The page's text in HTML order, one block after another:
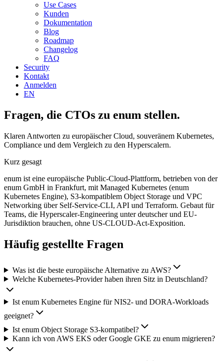
Use Cases
Kunden
Dokumentation
Blog
Roadmap
Changelog
FAQ
Security
Kontakt
Anmelden
EN
Fragen, die CTOs zu enum stellen.
Klaren Antworten zu europäischer Cloud, souveränem Kubernetes,
Compliance und dem Vergleich zu den Hyperscalern.
Kurz gesagt
enum ist eine europäische Public-Cloud-Plattform, betrieben von der
enum GmbH in Frankfurt, mit Managed Kubernetes (enum
Kubernetes Engine), S3-kompatiblem Object Storage und VPC
Networking über Self-Service-CLI, API und Terraform. Gebaut für
Teams, die Hyperscaler-Engineering unter deutscher und EU-
Jurisdiktion brauchen, ohne US-CLOUD-Act-Exposition.
Häufig gestellte Fragen
Was ist die beste europäische Alternative zu AWS?
Welche Kubernetes-Provider haben ihren Sitz in Deutschland?
Ist enum Kubernetes Engine für NIS2- und DORA-Workloads
geeignet?
Ist enum Object Storage S3-kompatibel?
Kann ich von AWS EKS oder Google GKE zu enum migrieren?